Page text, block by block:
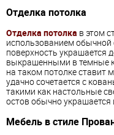
Отделка потолка
Отделка потолка в этом
использованием обычной
поверхность украшается
выкрашенными в темные
на таком потолке ставит
удачно сочетается с
такими как настольные
остов обычно
Мебель в стиле